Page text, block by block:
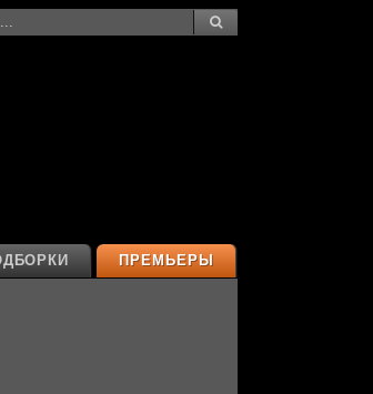
ПРЕМЬЕРЫ